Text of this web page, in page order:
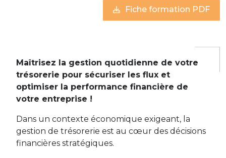
Fiche formation PDF
Maîtrisez la gestion quotidienne de votre
trésorerie pour sécuriser les flux et
optimiser la performance financière de
votre entreprise !
Dans un contexte économique exigeant, la
gestion de trésorerie est au cœur des décisions
financières stratégiques.